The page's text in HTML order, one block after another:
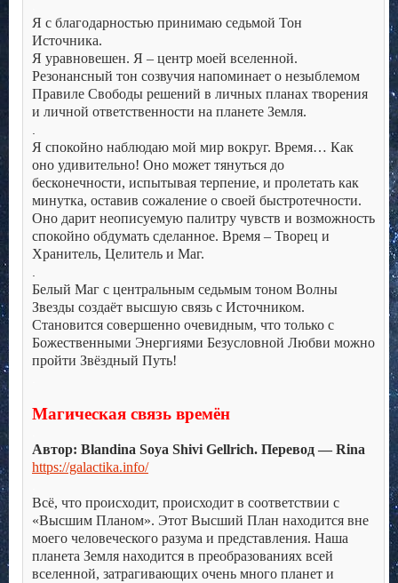
Я с благодарностью принимаю седьмой Тон
Источника.
Я уравновешен. Я – центр моей вселенной.
Резонансный тон созвучия напоминает о незыблемом
Правиле Свободы решений в личных планах творения
и личной ответственности на планете Земля.
Я спокойно наблюдаю мой мир вокруг. Время… Как
оно удивительно! Оно может тянуться до
бесконечности, испытывая терпение, и пролетать как
минутка, оставив сожаление о своей быстротечности.
Оно дарит неописуемую палитру чувств и возможность
спокойно обдумать сделанное. Время – Творец и
Хранитель, Целитель и Маг.
Белый Маг с центральным седьмым тоном Волны
Звезды создаёт высшую связь с Источником.
Становится совершенно очевидным, что только с
Божественными Энергиями Безусловной Любви можно
пройти Звёздный Путь!
Магическая связь времён
Автор: Blandina Soya Shivi Gellrich. Перевод — Rina
https://galactika.info/
Всё, что происходит, происходит в соответствии с
«Высшим Планом». Этот Высший План находится вне
моего человеческого разума и представления. Наша
планета Земля находится в преобразованиях всей
вселенной, затрагивающих очень много планет и